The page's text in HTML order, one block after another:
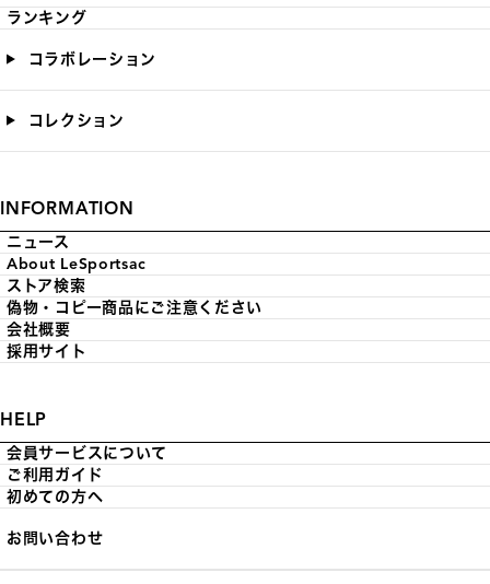
ランキング
コラボレーション
コレクション
INFORMATION
ニュース
About LeSportsac
ストア検索
偽物・コピー商品にご注意ください
会社概要
採用サイト
HELP
会員サービスについて
ご利用ガイド
初めての方へ
お問い合わせ